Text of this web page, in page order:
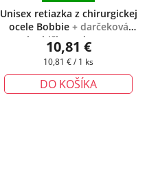
Unisex retiazka z chirurgickej
ocele Bobbie + darčeková
krabička zadarmo
10,81 €
Jednotková
10,81 € / 1 ks
DO KOŠÍKA